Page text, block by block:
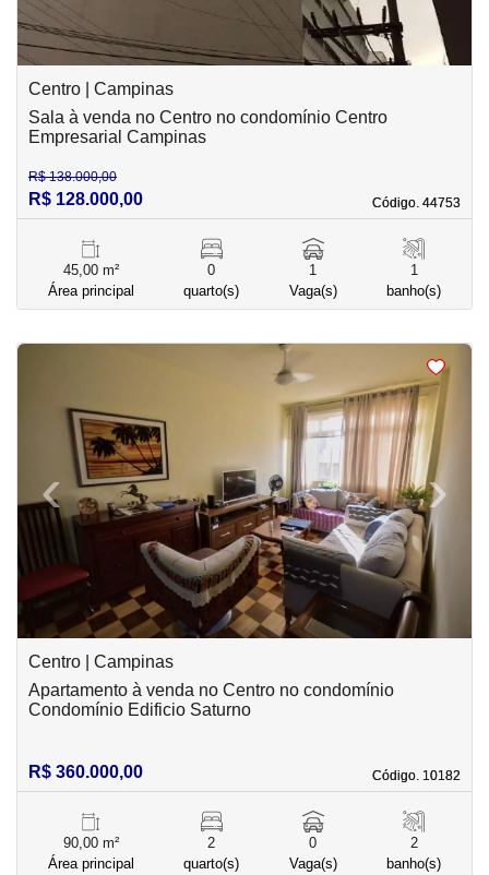
Centro | Campinas
Código. 44753
Código. 44753
Sala à venda no Centro no condomínio Centro
Empresarial Campinas
R$ 138.000,00
R$ 128.000,00
45,00 m²
Área principal
0
quarto(s)
1
Vaga(s)
1
banho(s)
‹Previous ›Next
Centro | Campinas
Código. 10182
Código. 10182
Apartamento à venda no Centro no condomínio
Condomínio Edificio Saturno
R$ 360.000,00
90,00 m²
Área principal
2
quarto(s)
0
Vaga(s)
2
banho(s)